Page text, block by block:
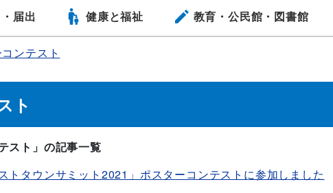
届出 健康と福祉 教育・公民館・ 図書館
ンテスト
ト
スト」の記事一覧
ストタウンサミット2021」ポスターコンテストに参加しました